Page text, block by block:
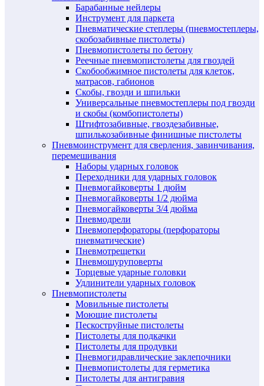
Барабанные нейлеры
Инструмент для паркета
Пневматические степлеры (пневмостеплеры,
скобозабивные пистолеты)
Пневмопистолеты по бетону
Реечные пневмопистолеты для гвоздей
Скобообжимное пистолеты для клеток,
матрасов, габионов
Скобы, гвозди и шпильки
Универсальные пневмостеплеры под гвозди
и скобы (комбопистолеты)
Штифтозабивные, гвоздезабивные,
шпилькозабивные финишные пистолеты
Пневмоинструмент для сверления, завинчивания,
перемешивания
Наборы ударных головок
Переходники для ударных головок
Пневмогайковерты 1 дюйм
Пневмогайковерты 1/2 дюйма
Пневмогайковерты 3/4 дюйма
Пневмодрели
Пневмоперфораторы (перфораторы
пневматические)
Пневмотрещетки
Пневмошуруповерты
Торцевые ударные головки
Удлинители ударных головок
Пневмопистолеты
Мовильные пистолеты
Моющие пистолеты
Пескоструйные пистолеты
Пистолеты для подкачки
Пистолеты для продувки
Пневмогидравлические заклепочники
Пневмопистолеты для герметика
Пистолеты для антигравия